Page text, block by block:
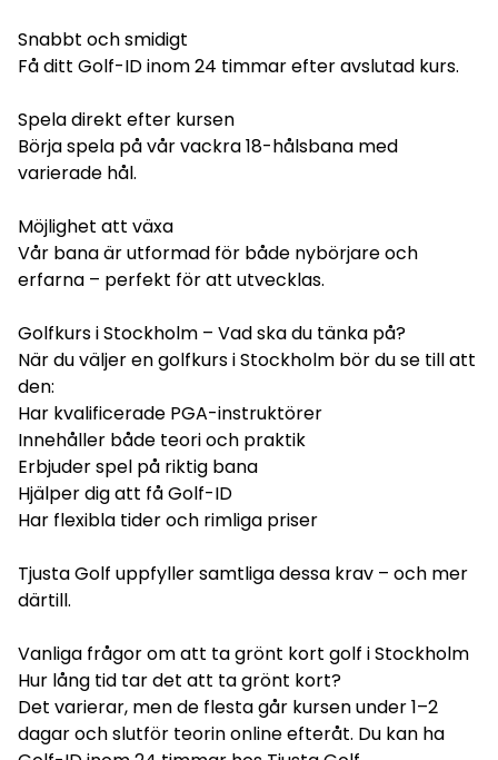
Snabbt och smidigt
Få ditt Golf-ID inom 24 timmar efter avslutad kurs.
Spela direkt efter kursen
Börja spela på vår vackra 18-hålsbana med
varierade hål.
Möjlighet att växa
Vår bana är utformad för både nybörjare och
erfarna – perfekt för att utvecklas.
Golfkurs i Stockholm – Vad ska du tänka på?
När du väljer en golfkurs i Stockholm bör du se till att
den:
Har kvalificerade PGA-instruktörer
Innehåller både teori och praktik
Erbjuder spel på riktig bana
Hjälper dig att få Golf-ID
Har flexibla tider och rimliga priser
Tjusta Golf uppfyller samtliga dessa krav – och mer
därtill.
Vanliga frågor om att ta grönt kort golf i Stockholm
Hur lång tid tar det att ta grönt kort?
Det varierar, men de flesta går kursen under 1–2
dagar och slutför teorin online efteråt. Du kan ha